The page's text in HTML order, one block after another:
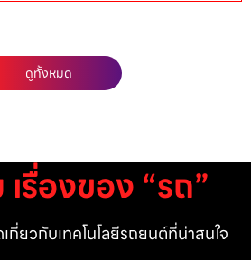
ดูทั้งหมด
รื่องของ “รถ”
กี่ยวกับเทคโนโลยีรถยนต์ที่น่าสนใจ